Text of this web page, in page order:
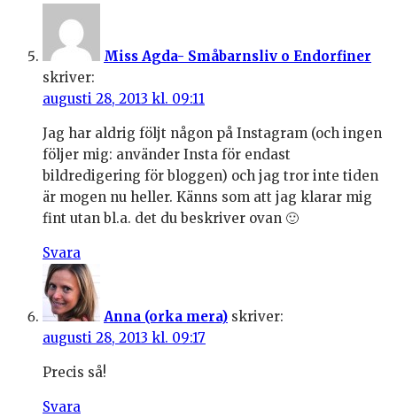
Miss Agda- Småbarnsliv o Endorfiner
skriver:
augusti 28, 2013 kl. 09:11
Jag har aldrig följt någon på Instagram (och ingen
följer mig: använder Insta för endast
bildredigering för bloggen) och jag tror inte tiden
är mogen nu heller. Känns som att jag klarar mig
fint utan bl.a. det du beskriver ovan 🙂
Svara
Anna (orka mera) skriver:
augusti 28, 2013 kl. 09:17
Precis så!
Svara